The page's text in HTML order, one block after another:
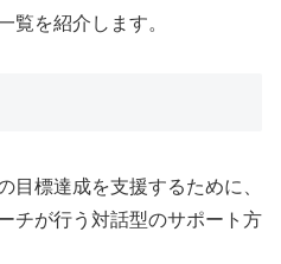
覧を紹介します。
目標達成を支援するために、
チが行う対話型のサポート方